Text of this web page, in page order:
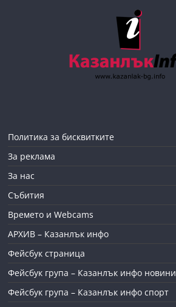
Политика за бисквитките
За реклама
За нас
Събития
Времето и Webcams
АРХИВ – Казанлък инфо
Фейсбук страница
Фейсбук група – Казанлък инфо новини
Фейсбук група – Казанлък инфо спорт